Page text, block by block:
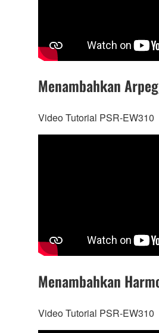
Menambahkan
Video Tutorial PSR-EW310
Menambahkan
Video Tutorial PSR-EW310